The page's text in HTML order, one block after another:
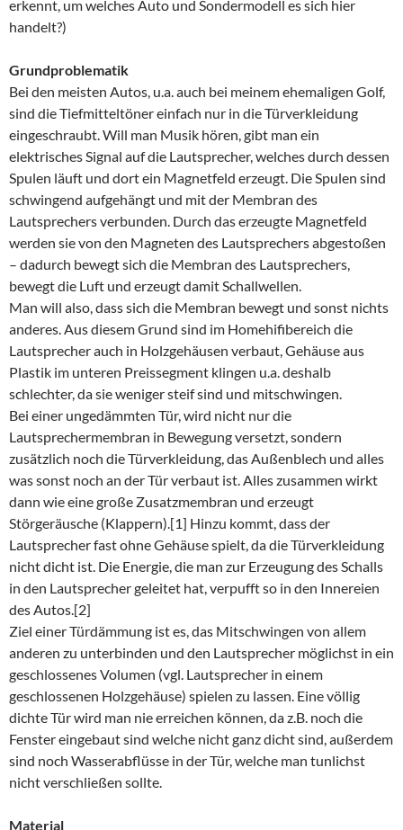
erkennt, um welches Auto und Sondermodell es sich hier
handelt?)
Grundproblematik
Bei den meisten Autos, u.a. auch bei meinem ehemaligen Golf,
sind die Tiefmitteltöner einfach nur in die Türverkleidung
eingeschraubt. Will man Musik hören, gibt man ein
elektrisches Signal auf die Lautsprecher, welches durch dessen
Spulen läuft und dort ein Magnetfeld erzeugt. Die Spulen sind
schwingend aufgehängt und mit der Membran des
Lautsprechers verbunden. Durch das erzeugte Magnetfeld
werden sie von den Magneten des Lautsprechers abgestoßen
– dadurch bewegt sich die Membran des Lautsprechers,
bewegt die Luft und erzeugt damit Schallwellen.
Man will also, dass sich die Membran bewegt und sonst nichts
anderes. Aus diesem Grund sind im Homehifibereich die
Lautsprecher auch in Holzgehäusen verbaut, Gehäuse aus
Plastik im unteren Preissegment klingen u.a. deshalb
schlechter, da sie weniger steif sind und mitschwingen.
Bei einer ungedämmten Tür, wird nicht nur die
Lautsprechermembran in Bewegung versetzt, sondern
zusätzlich noch die Türverkleidung, das Außenblech und alles
was sonst noch an der Tür verbaut ist. Alles zusammen wirkt
dann wie eine große Zusatzmembran und erzeugt
Störgeräusche (Klappern).[1] Hinzu kommt, dass der
Lautsprecher fast ohne Gehäuse spielt, da die Türverkleidung
nicht dicht ist. Die Energie, die man zur Erzeugung des Schalls
in den Lautsprecher geleitet hat, verpufft so in den Innereien
des Autos.[2]
Ziel einer Türdämmung ist es, das Mitschwingen von allem
anderen zu unterbinden und den Lautsprecher möglichst in ein
geschlossenes Volumen (vgl. Lautsprecher in einem
geschlossenen Holzgehäuse) spielen zu lassen. Eine völlig
dichte Tür wird man nie erreichen können, da z.B. noch die
Fenster eingebaut sind welche nicht ganz dicht sind, außerdem
sind noch Wasserabflüsse in der Tür, welche man tunlichst
nicht verschließen sollte.
Material